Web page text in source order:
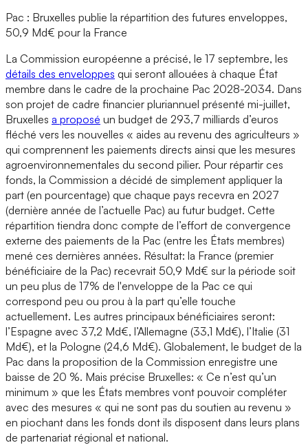
Pac : Bruxelles publie la répartition des futures enveloppes,
50,9 Md€ pour la France
La Commission européenne a précisé, le 17 septembre, les
détails des enveloppes qui seront allouées à chaque État
membre dans le cadre de la prochaine Pac 2028-2034. Dans
son projet de cadre financier pluriannuel présenté mi-juillet,
Bruxelles a proposé un budget de 293,7 milliards d’euros
fléché vers les nouvelles « aides au revenu des agriculteurs »
qui comprennent les paiements directs ainsi que les mesures
agroenvironnementales du second pilier. Pour répartir ces
fonds, la Commission a décidé de simplement appliquer la
part (en pourcentage) que chaque pays recevra en 2027
(dernière année de l’actuelle Pac) au futur budget. Cette
répartition tiendra donc compte de l’effort de convergence
externe des paiements de la Pac (entre les États membres)
mené ces dernières années. Résultat: la France (premier
bénéficiaire de la Pac) recevrait 50,9 Md€ sur la période soit
un peu plus de 17% de l'enveloppe de la Pac ce qui
correspond peu ou prou à la part qu’elle touche
actuellement. Les autres principaux bénéficiaires seront:
l’Espagne avec 37,2 Md€, l’Allemagne (33,1 Md€), l’Italie (31
Md€), et la Pologne (24,6 Md€). Globalement, le budget de la
Pac dans la proposition de la Commission enregistre une
baisse de 20 %. Mais précise Bruxelles: « Ce n’est qu’un
minimum » que les États membres vont pouvoir compléter
avec des mesures « qui ne sont pas du soutien au revenu »
en piochant dans les fonds dont ils disposent dans leurs plans
de partenariat régional et national.